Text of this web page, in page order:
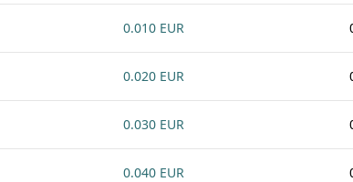
0.010 EUR
0.020 EUR
0.030 EUR
0.040 EUR